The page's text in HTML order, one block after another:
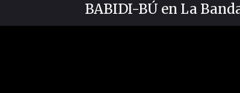
BABIDI-BÚ en La